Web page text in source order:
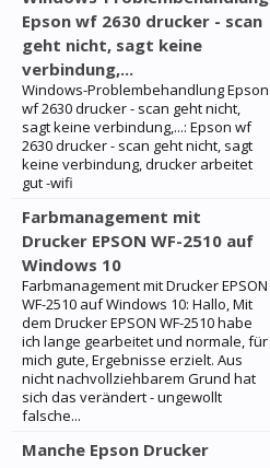
Epson wf 2630 drucker - scan
geht nicht, sagt keine
verbindung,...
Windows-Problembehandlung Epson
wf 2630 drucker - scan geht nicht,
sagt keine verbindung,...: Epson wf
2630 drucker - scan geht nicht, sagt
keine verbindung, drucker arbeitet
gut -wifi
Farbmanagement mit
Drucker EPSON WF-2510 auf
Windows 10
Farbmanagement mit Drucker EPSON
WF-2510 auf Windows 10: Hallo, Mit
dem Drucker EPSON WF-2510 habe
ich lange gearbeitet und normale, für
mich gute, Ergebnisse erzielt. Aus
nicht nachvollziehbarem Grund hat
sich das verändert - ungewollt
falsche...
Manche Epson Drucker